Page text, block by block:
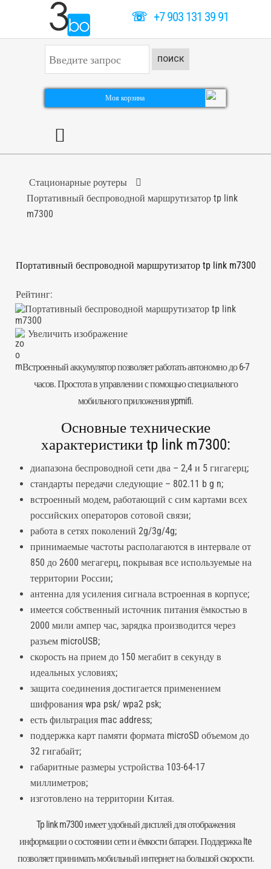
☏+7 903 131 39 91
к
а
ь
ПОИСК
Моя корзина
Стационарные роутеры
Портативный беспроводной маршрутизатор tp link
m7300
Портативный беспроводной маршрутизатор tp link m7300
Рейтинг:
Увеличить изображение
Встроенный аккумулятор позволяет работать автономно до 6-7
часов. Простота в управлении с помощью специального
мобильного приложения ypmifi.
Основные технические
характеристики tp link m7300:
диапазона беспроводной сети два – 2,4 и 5 гигагерц;
стандарты передачи следующие – 802.11 b g n;
встроенный модем, работающий с сим картами всех
российских операторов сотовой связи;
работа в сетях поколений 2g/3g/4g;
принимаемые частоты располагаются в интервале от
850 до 2600 мегагерц, покрывая все используемые на
территории России;
антенна для усиления сигнала встроенная в корпусе;
имеется собственный источник питания ёмкостью в
2000 мили ампер час, зарядка производится через
разъем microUSB;
скорость на прием до 150 мегабит в секунду в
идеальных условиях;
защита соединения достигается применением
шифрования wpa psk/ wpa2 psk;
есть фильтрация mac address;
поддержка карт памяти формата microSD объемом до
32 гигабайт;
габаритные размеры устройства 103-64-17
миллиметров;
изготовлено на территории Китая.
Tp link m7300 имеет удобный дисплей для отображения
информации о состоянии сети и ёмкости батареи. Поддержка lte
позволяет принимать мобильный интернет на большой скорости.